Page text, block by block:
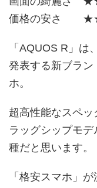
価格の安さ
「AQUOS R」は
発表する新ブラ
ホ。
超高性能なスペ
ラッグシップモ
種だと思います。
「格安スマホ」